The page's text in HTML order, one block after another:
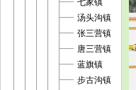
七家镇
汤头沟镇
张三营镇
唐三营镇
蓝旗镇
步古沟镇